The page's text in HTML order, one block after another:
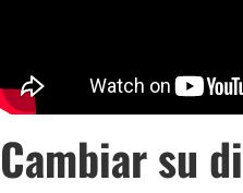
Cambiar su